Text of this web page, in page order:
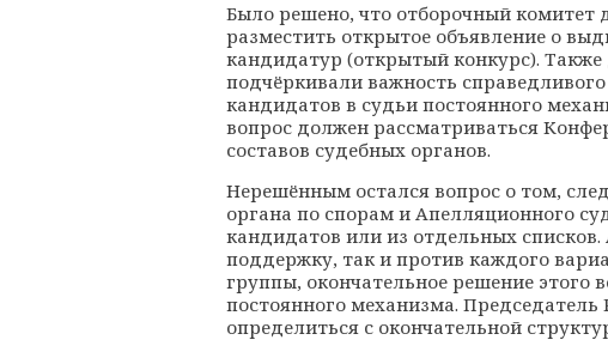
Было решено, что отборочный
разместить открытое объявление о
кандидатур (открытый конкурс).
подчёркивали важность
кандидатов в судьи постоянного
вопрос должен рассматриваться
составов судебных органов.
Нерешённым остался вопрос о том,
органа по спорам и Апелляционного
кандидатов или из отдельных
поддержку, так и против каждого
группы, окончательное решение этого
постоянного механизма.
определиться с окончательной